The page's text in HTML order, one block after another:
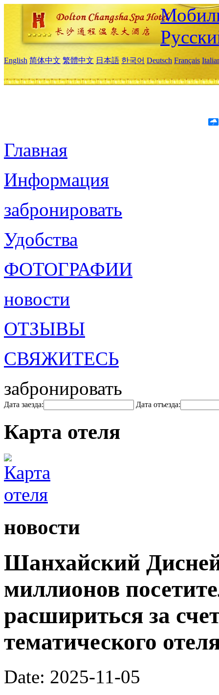
English 简体中文 繁體中文 日本語 한국어 Deutsch Français
Главная
Информация
забронировать
Удобства
ФОТОГРАФИИ
новости
ОТЗЫВЫ
СВЯЖИТЕСЬ
забронировать
Дата заезда: Дата отъезда:
Карта отеля
новости
Шанхайский
миллионов
расшириться за
тематического
Date: 2025-11-05